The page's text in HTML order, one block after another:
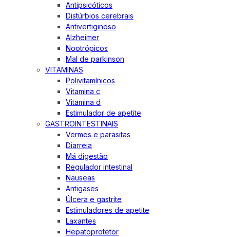
Antipsicóticos
Distúrbios cerebrais
Antivertiginoso
Alzheimer
Nootrópicos
Mal de parkinson
VITAMINAS
Polivitamínicos
Vitamina c
Vitamina d
Estimulador de apetite
GASTROINTESTINAIS
Vermes e parasitas
Diarreia
Má digestão
Regulador intestinal
Nauseas
Antigases
Úlcera e gastrite
Estimuladores de apetite
Laxantes
Hepatoprotetor